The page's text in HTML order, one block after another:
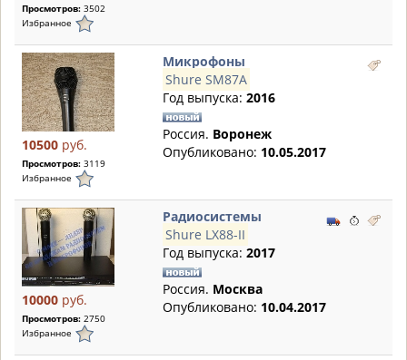
Просмотров: 3502
Избранное
10500 руб.
Просмотров: 3119
Избранное
Микрофоны
Shure SM87A
Год выпуска: 2016
Россия. Воронеж
Опубликовано: 10.05.2017
10000 руб.
Просмотров: 2750
Избранное
Радиосистемы
Shure LX88-II
Год выпуска: 2017
Россия. Москва
Опубликовано: 10.04.2017